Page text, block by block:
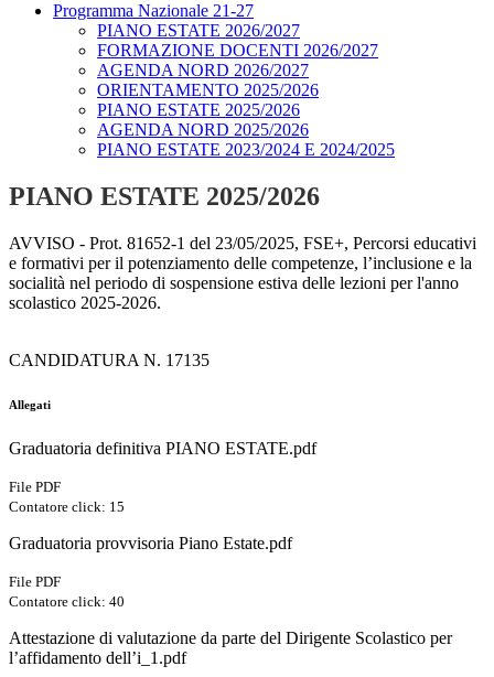
Programma Nazionale 21-27
PIANO ESTATE 2026/2027
FORMAZIONE DOCENTI 2026/2027
AGENDA NORD 2026/2027
ORIENTAMENTO 2025/2026
PIANO ESTATE 2025/2026
AGENDA NORD 2025/2026
PIANO ESTATE 2023/2024 E 2024/2025
PIANO ESTATE 2025/2026
AVVISO - Prot. 81652-1 del 23/05/2025, FSE+, Percorsi educativi
e formativi per il potenziamento delle competenze, l’inclusione e la
socialità nel periodo di sospensione estiva delle lezioni per l'anno
scolastico 2025-2026.
CANDIDATURA N. 17135
Allegati
Graduatoria definitiva PIANO ESTATE.pdf
File PDF
Contatore click: 15
Graduatoria provvisoria Piano Estate.pdf
File PDF
Contatore click: 40
Attestazione di valutazione da parte del Dirigente Scolastico per
l’affidamento dell’i_1.pdf